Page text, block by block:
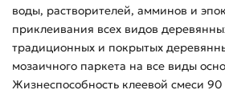
воды, растворителей, амминов и
приклеивания всех видов
традиционных и покрытых
мозаичного паркета на все виды
Жизнеспособность клеевой смеси 90